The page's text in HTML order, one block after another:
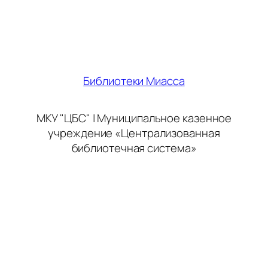
Библиотеки Миасса
МКУ "ЦБС" | Муниципальное казенное
учреждение «Централизованная
библиотечная система»